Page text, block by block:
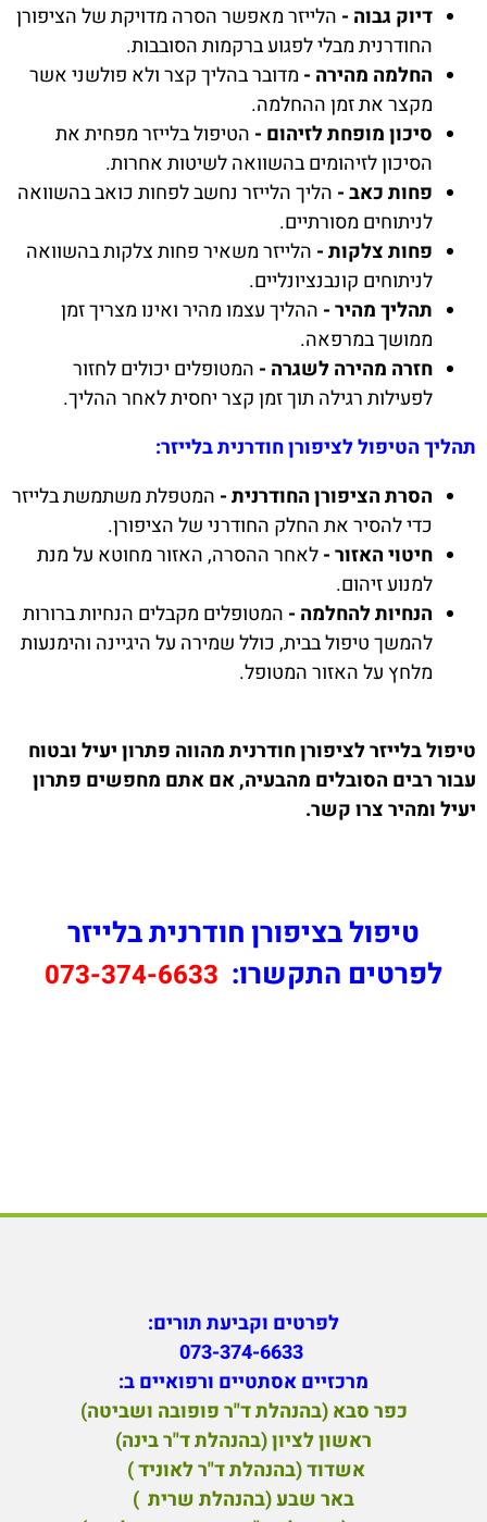
דיוק גבוה - הלייזר מאפשר הסרה מדויקת של הציפורן
החודרנית מבלי לפגוע ברקמות הסובבות.
החלמה מהירה - מדובר בהליך קצר ולא פולשני אשר
מקצר את זמן ההחלמה.
סיכון מופחת לזיהום - הטיפול בלייזר מפחית את
הסיכון לזיהומים בהשוואה לשיטות אחרות.
פחות כאב - הליך הלייזר נחשב לפחות כואב בהשוואה
לניתוחים מסורתיים.
פחות צלקות - הלייזר משאיר פחות צלקות בהשוואה
לניתוחים קונבנציונליים.
תהליך מהיר - ההליך עצמו מהיר ואינו מצריך זמן
ממושך במרפאה.
חזרה מהירה לשגרה - המטופלים יכולים לחזור
לפעילות רגילה תוך זמן קצר יחסית לאחר ההליך.
תהליך הטיפול לציפורן חודרנית בלייזר:
הסרת הציפורן החודרנית - המטפלת משתמשת בלייזר
כדי להסיר את החלק החודרני של הציפורן.
חיטוי האזור -לאחר ההסרה, האזור מחוטא על מנת
למנוע זיהום.
הנחיות להחלמה - המטופלים מקבלים הנחיות ברורות
להמשך טיפול בבית, כולל שמירה על היגיינה והימנעות
מלחץ על האזור המטופל.
טיפול בלייזר לציפורן חודרנית מהווה פתרון יעיל ובטוח
עבור רבים הסובלים מהבעיה, אם אתם מחפשים פתרון
יעיל ומהיר צרו קשר.
טיפול בציפורן חודרנית בלייזר
לפרטים התקשרו: 073-374-6633
לפרטים וקביעת תורים:
מרכזיים אסתטיים ורפואיים ב:
כפר סבא (בהנהלת ד"ר פופובה ושביטה)
ראשון לציון (בהנהלת ד"ר בינה)
אשדוד (בהנהלת ד"ר לאוניד )
באר שבע (בהנהלת שרית )